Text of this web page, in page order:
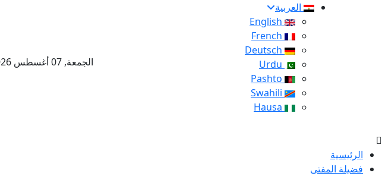
العربية
الجمعة, 07 أغسطس 2026 – 24 صفر 1448 هـ
الرئيسية
فضيلة المفتى